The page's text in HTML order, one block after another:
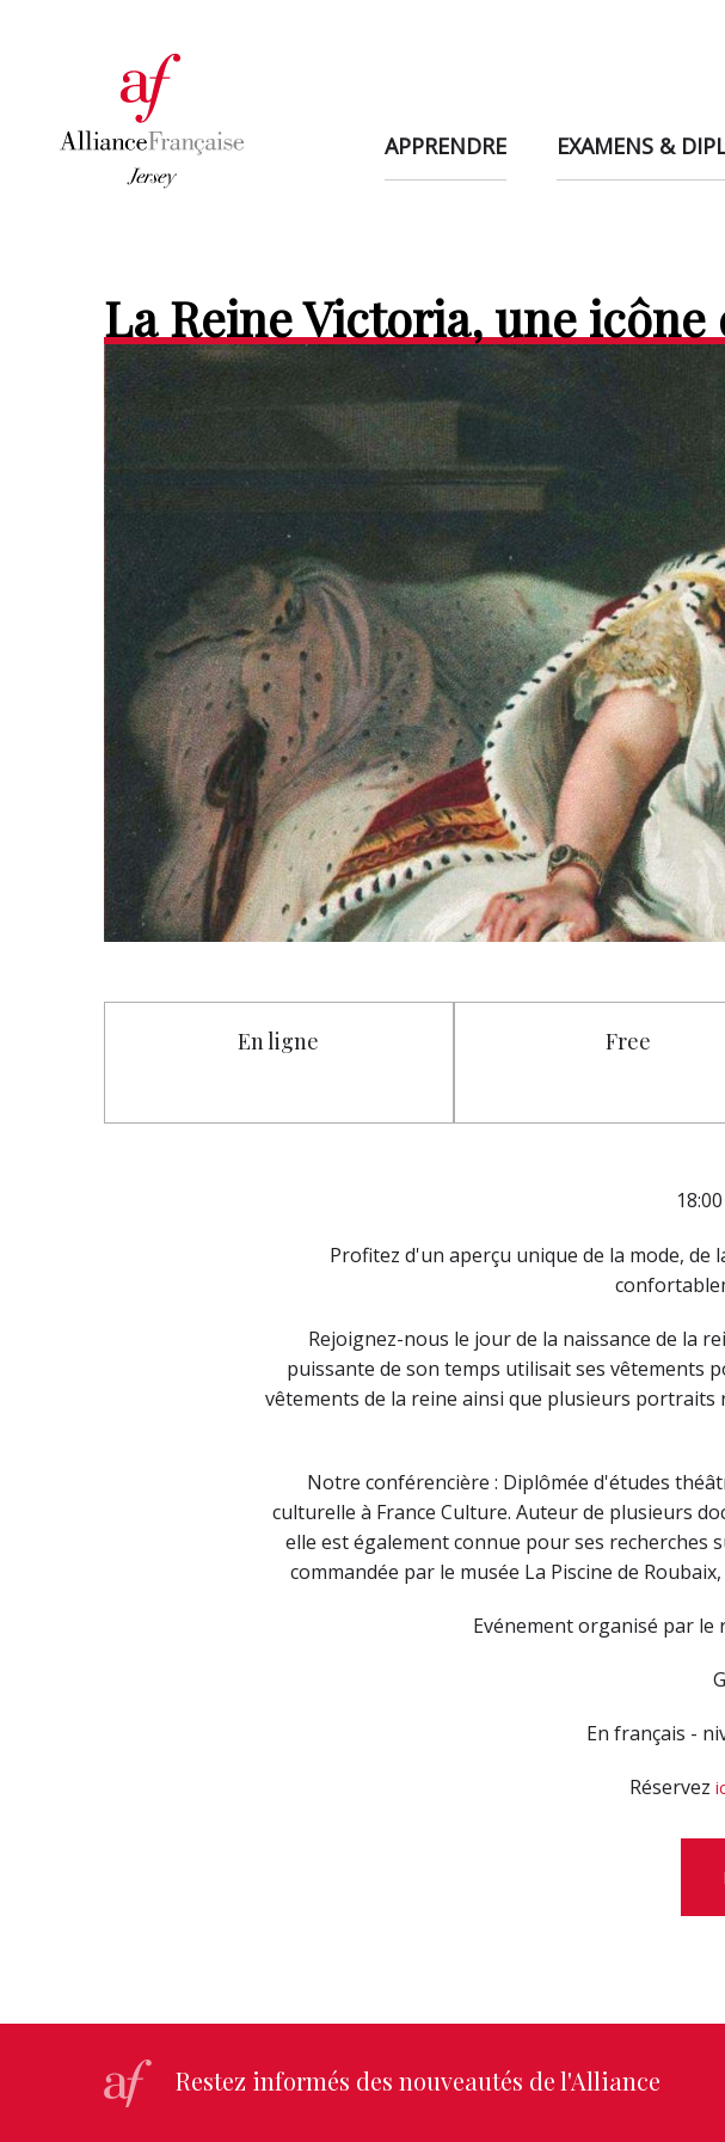
APPRENDRE EXAMENS &
La Reine Victoria, une icône
En ligne Free
Profitez d'un aperçu unique de la mode, de
Rejoignez-nous le jour de la naissance de la
puissante de son temps utilisait ses vêtements
vêtements de la reine ainsi que plusieurs
Notre conférencière : Diplômée d'études
culturelle à France Culture. Auteur de plusieurs
elle est également connue pour ses recherches
commandée par le musée La Piscine de
Evénement organisé par le
En français -
Réservez
Restez informés des nouveautés de l'Alliance